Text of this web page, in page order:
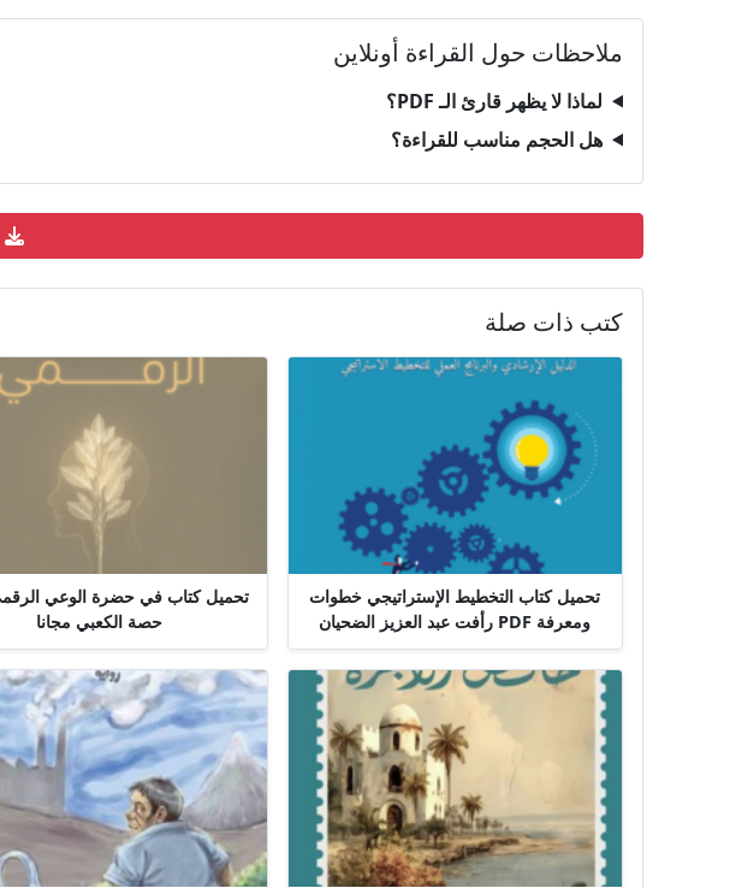
ملاحظات حول القراءة أونلاين
لماذا لا يظهر قارئ الـ PDF؟
هل الحجم مناسب للقراءة؟
كتب ذات صلة
تحميل كتاب التخطيط الإستراتيجي خطوات
ومعرفة PDF رأفت عبد العزيز الضحيان
حصة الكعبي مجانا